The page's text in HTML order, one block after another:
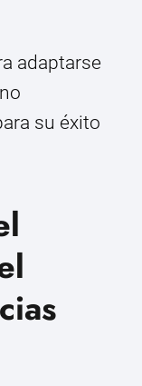
adaptarse
su éxito